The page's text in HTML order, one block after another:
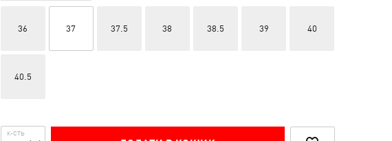
36 37 37.5 38 38.5 39 40
40.5
К-СТЬ